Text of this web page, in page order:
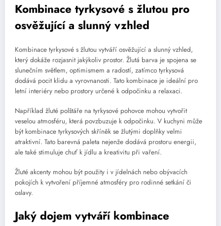
Kombinace tyrkysové s žlutou pro
osvěžující a slunný vzhled
Kombinace tyrkysové s žlutou vytváří osvěžující a slunný vzhled,
který dokáže rozjasnit jakýkoliv prostor. Žlutá barva je spojena se
slunečním světlem, optimismem a radostí, zatímco tyrkysová
dodává pocit klidu a vyrovnanosti. Tato kombinace je ideální pro
letní interiéry nebo prostory určené k odpočinku a relaxaci.
Například žluté polštáře na tyrkysové pohovce mohou vytvořit
veselou atmosféru, která povzbuzuje k odpočinku. V kuchyni může
být kombinace tyrkysových skříněk se žlutými doplňky velmi
atraktivní. Tato barevná paleta nejenže dodává prostoru energii,
ale také stimuluje chuť k jídlu a kreativitu při vaření.
Žluté akcenty mohou být použity i v jídelnách nebo obývacích
pokojích k vytvoření příjemné atmosféry pro rodinné setkání či
oslavy.
Jaký dojem vytváří kombinace